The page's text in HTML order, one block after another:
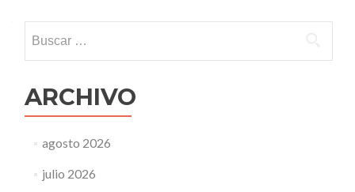
ARCHIVO
agosto 2026
julio 2026